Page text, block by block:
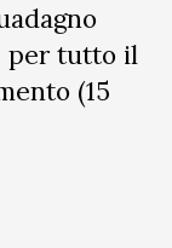
per tutto il
(15